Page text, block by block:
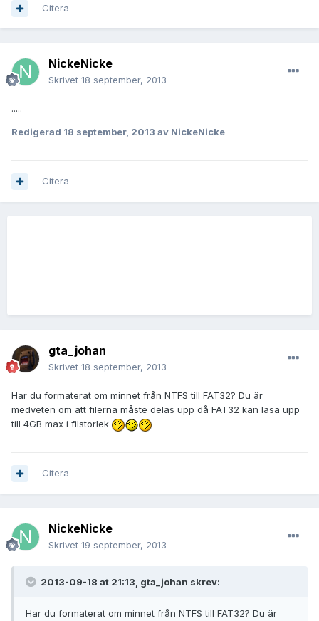
Citera
NickeNicke
Skrivet 18 september, 2013
.....
Redigerad 18 september, 2013 av NickeNicke
Citera
gta_johan
Skrivet 18 september, 2013
Har du formaterat om minnet från NTFS till FAT32? Du är
medveten om att filerna måste delas upp då FAT32 kan läsa upp
till 4GB max i filstorlek
Citera
NickeNicke
Skrivet 19 september, 2013
2013-09-18 at 21:13, gta_johan skrev:
Har du formaterat om minnet från NTFS till FAT32? Du är